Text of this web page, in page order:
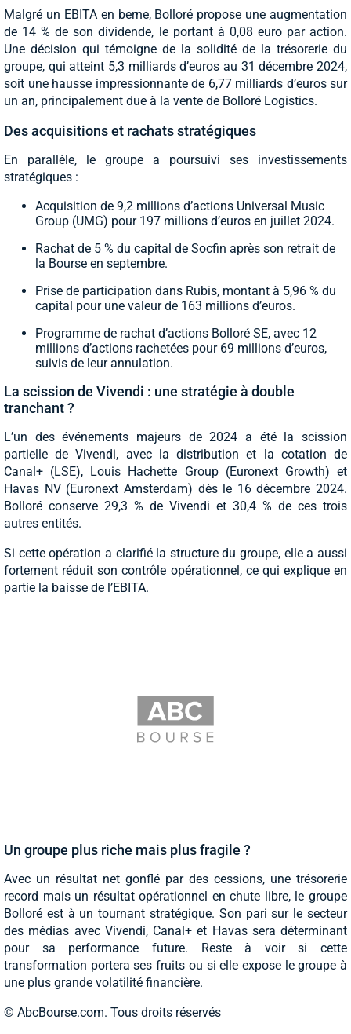
Malgré un EBITA en berne, Bolloré propose une augmentation
de 14 % de son dividende, le portant à 0,08 euro par action.
Une décision qui témoigne de la solidité de la trésorerie du
groupe, qui atteint 5,3 milliards d’euros au 31 décembre 2024,
soit une hausse impressionnante de 6,77 milliards d’euros sur
un an, principalement due à la vente de Bolloré Logistics.
Des acquisitions et rachats stratégiques
En parallèle, le groupe a poursuivi ses investissements
stratégiques :
Acquisition de 9,2 millions d’actions Universal Music
Group (UMG) pour 197 millions d’euros en juillet 2024.
Rachat de 5 % du capital de Socfin après son retrait de
la Bourse en septembre.
Prise de participation dans Rubis, montant à 5,96 % du
capital pour une valeur de 163 millions d’euros.
Programme de rachat d’actions Bolloré SE, avec 12
millions d’actions rachetées pour 69 millions d’euros,
suivis de leur annulation.
La scission de Vivendi : une stratégie à double
tranchant ?
L’un des événements majeurs de 2024 a été la scission
partielle de Vivendi, avec la distribution et la cotation de
Canal+ (LSE), Louis Hachette Group (Euronext Growth) et
Havas NV (Euronext Amsterdam) dès le 16 décembre 2024.
Bolloré conserve 29,3 % de Vivendi et 30,4 % de ces trois
autres entités.
Si cette opération a clarifié la structure du groupe, elle a aussi
fortement réduit son contrôle opérationnel, ce qui explique en
partie la baisse de l’EBITA.
Un groupe plus riche mais plus fragile ?
Avec un résultat net gonflé par des cessions, une trésorerie
record mais un résultat opérationnel en chute libre, le groupe
Bolloré est à un tournant stratégique. Son pari sur le secteur
des médias avec Vivendi, Canal+ et Havas sera déterminant
pour sa performance future. Reste à voir si cette
transformation portera ses fruits ou si elle expose le groupe à
une plus grande volatilité financière.
© AbcBourse.com. Tous droits réservés